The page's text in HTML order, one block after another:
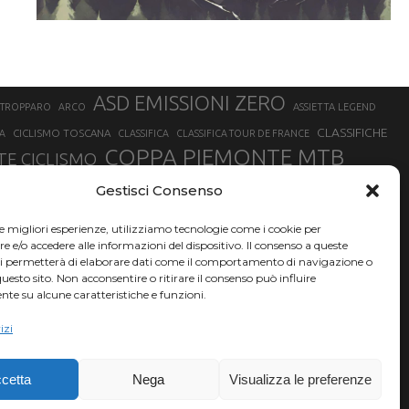
Gestisci Consenso
migliori esperienze, utilizziamo tecnologie come i cookie per
e/o accedere alle informazioni del dispositivo. Il consenso a queste
permetterà di elaborare dati come il comportamento di navigazione o
sito. Non acconsentire o ritirare il consenso può influire
su alcune caratteristiche e funzioni.
Nega Visualizza le preferenze
ARCO ASD EMISSIONI ZERO ASSIETTA LEGEND
CICLISMO TOSCANA CLASSIFICA CLASSIFICA TOUR DE FRANCE CLASSIFICHE
CICLISMO COPPA PIEMONTE MTB
FABIO ARU FIAB FINALE LIGURE
HERVÉ BARMASSE INSUBRIA BIKE FESTIVAL
LUCA BRAIDOT MARATHON BIKE DELLA BRIANZA
MATHIEU VAN DER POEL
TRIATHLON OLIMPICO